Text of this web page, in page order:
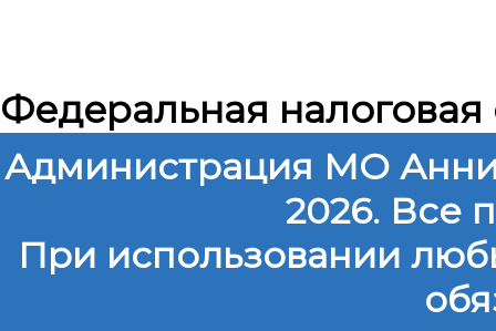
Федеральная налоговая
Администрация МО
2026. Все
При использовании